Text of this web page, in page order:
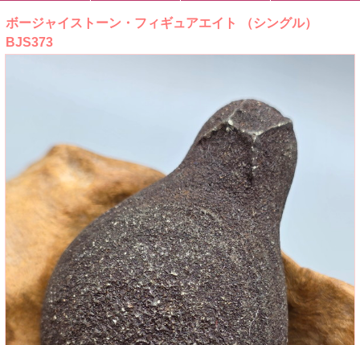
ボージャイストーン・フィギュアエイト （シングル）
BJS373